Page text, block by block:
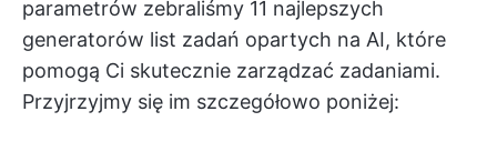
parametrów zebraliśmy 11 najlepszych
generatorów list zadań opartych na AI, które
pomogą Ci skutecznie zarządzać zadaniami.
Przyjrzyjmy się im szczegółowo poniżej: